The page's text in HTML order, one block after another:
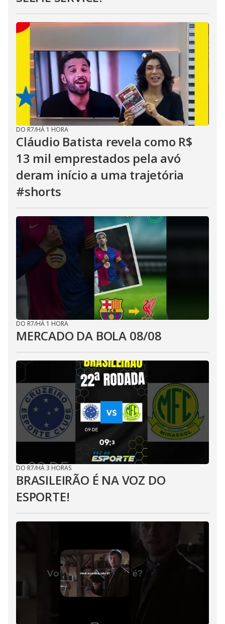
DO R7/HÁ 1 HORA
Cláudio Batista revela como R$
13 mil emprestados pela avó
deram início a uma trajetória
#shorts
DO R7/HÁ 1 HORA
MERCADO DA BOLA 08/08
DO R7/HÁ 3 HORAS
BRASILEIRÃO É NA VOZ DO
ESPORTE!